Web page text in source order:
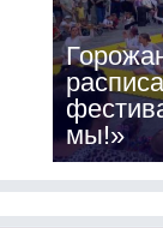
мы!»